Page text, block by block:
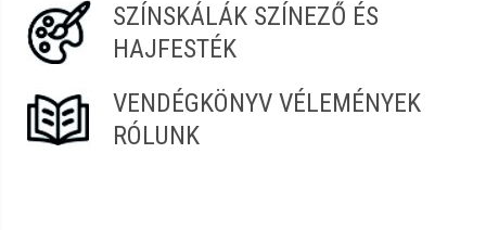
SZÍNSKÁLÁK SZÍNEZŐ ÉS
HAJFESTÉK
VENDÉGKÖNYV VÉLEMÉNYEK
RÓLUNK